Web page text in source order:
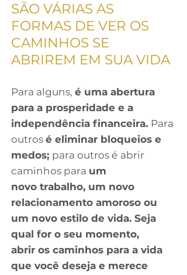
SÃO VÁRIAS AS
FORMAS DE VER OS
CAMINHOS SE
ABRIREM EM SUA VIDA
Para alguns, é uma abertura
para a prosperidade e a
independência financeira. Para
outros é eliminar bloqueios e
medos; para outros é abrir
caminhos para um
novo trabalho, um novo
relacionamento amoroso ou
um novo estilo de vida. Seja
qual for o seu momento,
abrir os caminhos para a vida
que você deseja e merece